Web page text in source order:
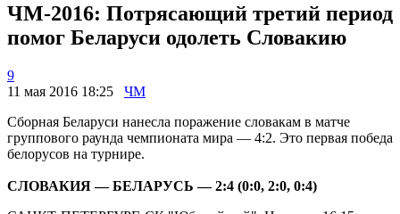
ЧМ-2016: Потрясающий третий период
помог Беларуси одолеть Словакию
9
11 мая 2016 18:25
ЧМ
Сборная Беларуси нанесла поражение словакам в матче
группового раунда чемпионата мира — 4:2. Это первая победа
белорусов на турнире.
СЛОВАКИЯ — БЕЛАРУСЬ — 2:4 (0:0, 2:0, 0:4)